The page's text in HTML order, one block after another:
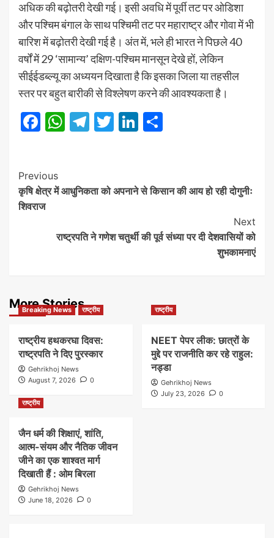
अधिक की बढ़ोतरी देखी गई। इसी अवधि में पूर्वी तट पर ओडिशा
और पश्चिम बंगाल के साथ पश्चिमी तट पर महाराष्ट्र और गोवा में भी
बारिश में बढ़ोतरी देखी गई है। अंत में, भले ही भारत ने पिछले 40
वर्षों में 29 ‘सामान्य’ दक्षिण-पश्चिम मानसून देखे हों, लेकिन
सीईईडब्ल्यू का अध्ययन दिखाता है कि इसका जिला या तहसील
स्तर पर बहुत बारीकी से विश्लेषण करने की आवश्यकता है।
Facebook
WhatsApp
Telegram
TwitterLinkedIn
Post
Navigation
Previous
कृषि क्षेत्र में आधुनिकता को अपनाने से किसान की आय हो रही दोगुनीः
शिवराज
Next
राष्ट्रपति ने गणेश चतुर्थी की पूर्व संध्या पर दी देशवासियों को
शुभकामनाएं
More Stories
Breaking News राष्ट्रीय
राष्ट्रीय हथकरघा दिवस:
राष्ट्रपति ने दिए पुरस्कार
Gehrikhoj News
August 7, 2026
0
राष्ट्रीय
NEET पेपर लीक: छात्रों के
मुद्दे पर राजनीति कर रहे राहुल:
नड्डा
Gehrikhoj News
July 23, 2026
0
राष्ट्रीय
जैन धर्म की शिक्षाएं, शांति,
आत्म-संयम और नैतिक जीवन
जीने का एक शाश्वत मार्ग
दिखाती हैं : ओम बिरला
Gehrikhoj News
June 18, 2026
0